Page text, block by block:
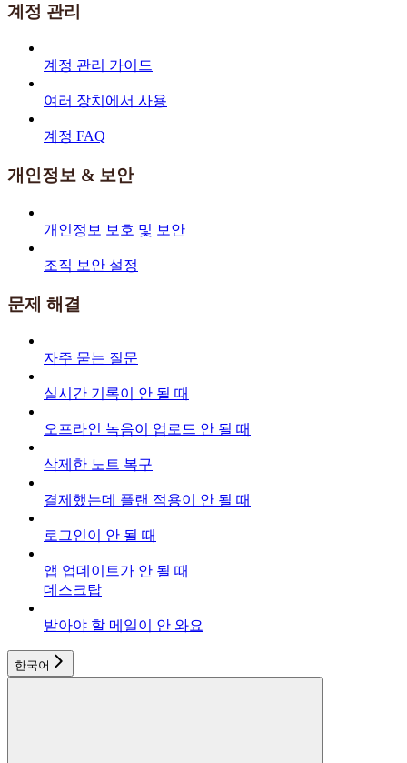
계정 관리
계정 관리 가이드
여러 장치에서 사용
계정 FAQ
개인정보 & 보안
개인정보 보호 및 보안
조직 보안 설정
문제 해결
자주 묻는 질문
실시간 기록이 안 될 때
오프라인 녹음이 업로드 안 될 때
삭제한 노트 복구
결제했는데 플랜 적용이 안 될 때
로그인이 안 될 때
앱 업데이트가 안 될 때
데스크탑
받아야 할 메일이 안 와요
한국어